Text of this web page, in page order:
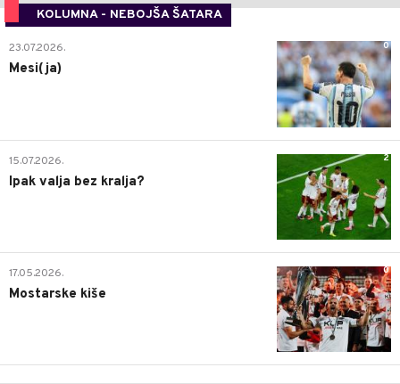
KOLUMNA - NEBOJŠA ŠATARA
0
23.07.2026.
Mesi(ja)
2
15.07.2026.
Ipak valja bez kralja?
0
17.05.2026.
Mostarske kiše